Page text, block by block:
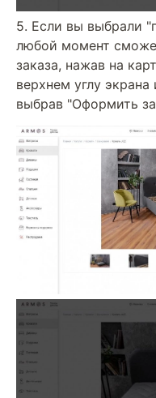
5. Если вы выбрали
любой момент
заказа, нажав на
верхнем углу
выбрав "Оформить